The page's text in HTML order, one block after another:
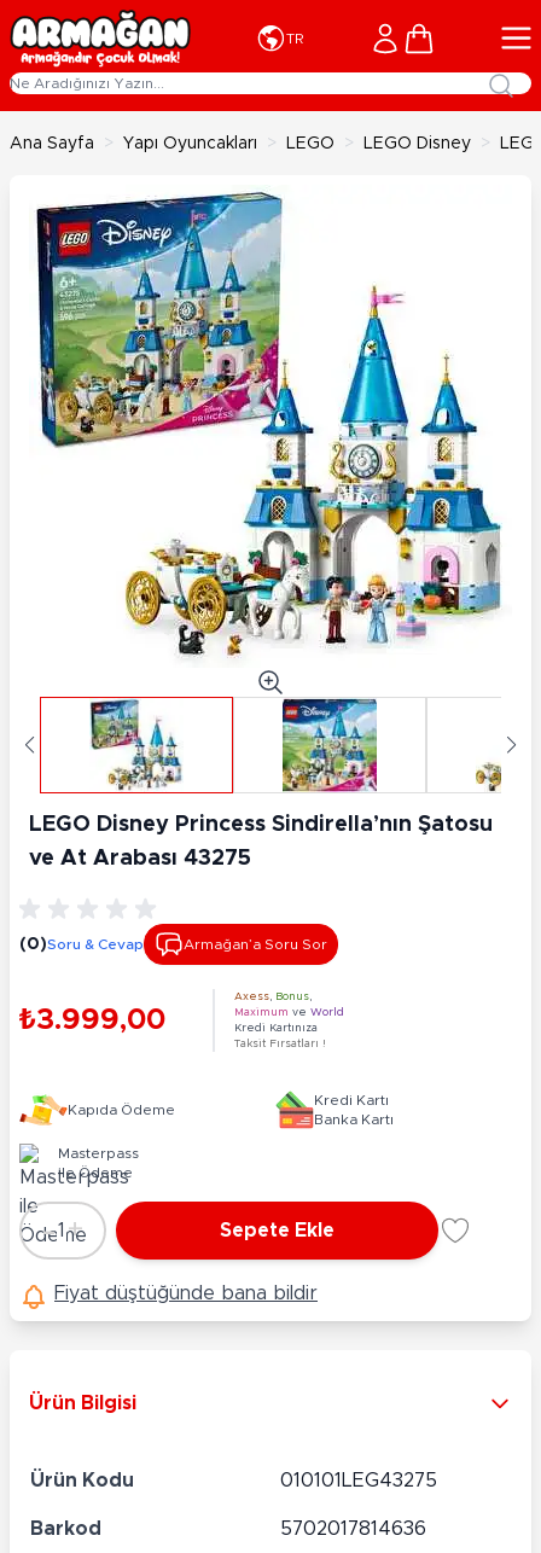
İçeriğe geç
TR Cart
Ana Sayfa > Yapı Oyuncakları > LEGO > LEGO Disney >
LEGO Disney Princess Sindirella’nın Şatosu
ve At Arabası 43275
(0)Soru & Cevap Armağan’a Soru Sor
₺3.999,00
Axess Bonus
Maximum ve World
Kredi Kartınıza
Taksit Fırsatları !
Kapıda Ödeme
Kredi Kartı
Banka Kartı
Masterpass
ile Ödeme
Adet
-1 + Sepete Ekle
Fiyat düştüğünde bana bildir
Ürün Bilgisi
Ürün Kodu 010101LEG43275
Barkod 5702017814636